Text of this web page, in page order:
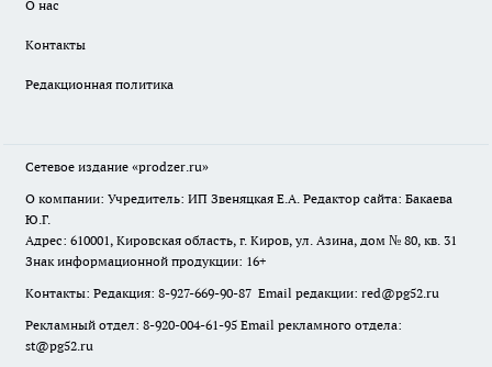
О нас
Контакты
Редакционная политика
Сетевое издание «prodzer.ru»
О компании: Учредитель: ИП Звеняцкая Е.А. Редактор сайта: Бакаева
Ю.Г.
Адрес: 610001, Кировская область, г. Киров, ул. Азина, дом № 80, кв. 31
Знак информационной продукции: 16+
Контакты: Редакция: 8-927-669-90-87 Email редакции: red@pg52.ru
Рекламный отдел: 8-920-004-61-95 Email рекламного отдела:
st@pg52.ru